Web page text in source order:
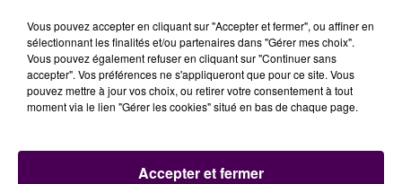
Vous pouvez accepter en cliquant sur "Accepter et fermer", ou affiner en
sélectionnant les finalités et/ou partenaires dans "Gérer mes choix".
Vous pouvez également refuser en cliquant sur "Continuer sans
accepter". Vos préférences ne s'appliqueront que pour ce site. Vous
pouvez mettre à jour vos choix, ou retirer votre consentement à tout
moment via le lien "Gérer les cookies" situé en bas de chaque page.
Accepter et fermer